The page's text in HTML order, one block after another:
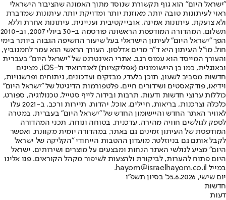
"ישראל היום" הוא גוף תקשורת שנוסד מתוך האמונה שהציבור הישראלי
ראוי לעיתונות טובה יותר, מאוזנת יותר ומדויקת יותר. עיתונות שמדברת
ולא צועקת. עיתונות אמינה, אובייקטיבית ועניינית. עיתונות אחרת וללא
תשלום. המהדורה המודפסת הראשונה פורסמה ב-30 ביולי 2007, וב-2010
הפך "ישראל היום" לעיתון הישראלי בעל שיעור החשיפה הגבוה ביותר בימי
חול. מו"ל העיתון היא ד"ר מרים אדלסון. העורך הראשי הוא עמר לחמנוביץ,
והעורך המייסד הוא עמוס רגב. אתרי האינטרנט של "ישראל היום" בעברית
ובאנגלית, כמו כן היישומונים (אפליקציות) לאנדרואיד ול-iOS, מציגים
חדשות מסביב לשעון, תוכן בלעדי, מבזקים ועדכונים, ניתוחים ופרשנויות,
וידיאו, פודקאסטים ושידורים חיים. פלטפורמות הדיגיטל של "ישראל היום"
כוללות ערוצי חדשות ודעות, תרבות ובידור, לייף סטייל, טכנולוגיה, ספורט,
כלכלה וצרכנות, בריאות, חיילים, אוכל, יהדות, תיירות ורכב. ב-2021 עלו
לאוויר האתר החדש והיישומון החדש של "ישראל היום" בעברית, במטרה
לספק לגולשים חוויה מהירה, עדכנית, בטוחה ונוחה. תכני המהדורה
המודפסת של העיתון זמינים גם באתר, במהדורה יומית מקוונת, ואפשר
לקבל אותם גם בניוזלטר. מועדון ההטבות הייחודי "הקליקה של ישראל
היום" מציע לגולשי האתר הנחות ומבצעים על מוצרים ושירותים. ישראל
היום פתוח להערות, לביקורת ולהצעות לשיפור מקהל הקוראים. פנו אלינו
במייל hayom@israelhayom.co.il.
יום שישי, 5.6.2026
כ' בסיון תשפ"ו
חדשות
דעות